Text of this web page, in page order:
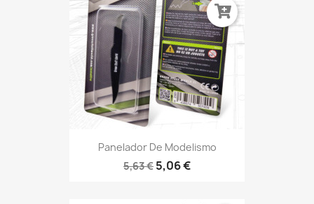
Panelador De Modelismo
5,63 € 5,06 €